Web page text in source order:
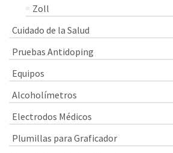
Zoll
Cuidado de la Salud
Pruebas Antidoping
Equipos
Alcoholímetros
Electrodos Médicos
Plumillas para Graficador